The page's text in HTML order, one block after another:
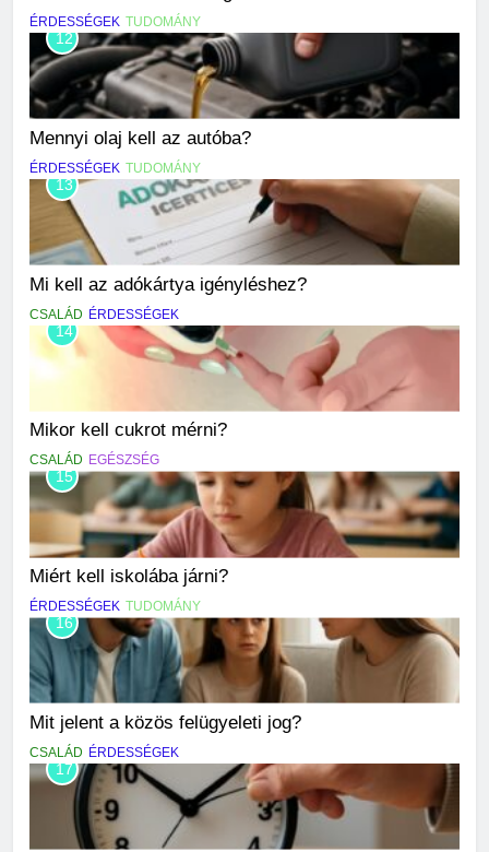
ÉRDESSÉGEK TUDOMÁNY
12
Mennyi olaj kell az autóba?
ÉRDESSÉGEK TUDOMÁNY
13
Mi kell az adókártya igényléshez?
CSALÁD ÉRDESSÉGEK
14
Mikor kell cukrot mérni?
CSALÁD EGÉSZSÉG
15
Miért kell iskolába járni?
ÉRDESSÉGEK TUDOMÁNY
16
Mit jelent a közös felügyeleti jog?
CSALÁD ÉRDESSÉGEK
17